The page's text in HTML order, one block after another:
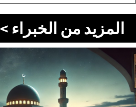
المزيد من الخبراء >